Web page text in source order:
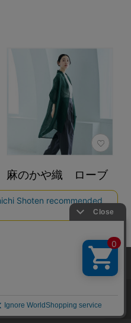
麻のかや織 ローブ
カラー：緑
（税込）
カートに入れる
あとで買う
覧履歴・属性情報などの取得およ
）を使用いたします。詳細に